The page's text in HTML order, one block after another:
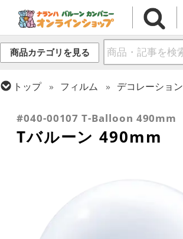
商品カテゴリを見る
トップ フィルム デコレーション
#040-00107 T-Balloon 490mm
Tバルーン 490mm